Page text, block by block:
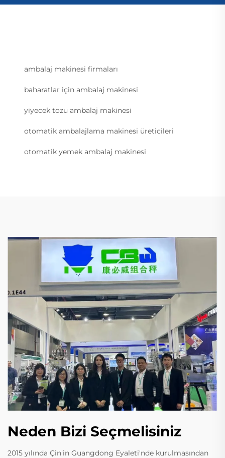
ambalaj makinesi firmaları
baharatlar için ambalaj makinesi
yiyecek tozu ambalaj makinesi
otomatik ambalajlama makinesi üreticileri
otomatik yemek ambalaj makinesi
Neden Bizi Seçmelisiniz
2015 yılında Çin'in Guangdong Eyaleti'nde kurulmasından